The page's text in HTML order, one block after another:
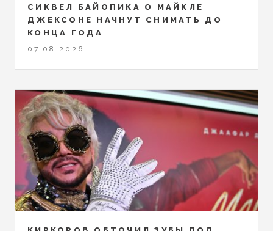
СИКВЕЛ БАЙОПИКА О МАЙКЛЕ
ДЖЕКСОНЕ НАЧНУТ СНИМАТЬ ДО
КОНЦА ГОДА
07.08.2026